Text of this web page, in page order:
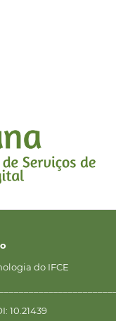
do IFCE
10.21439